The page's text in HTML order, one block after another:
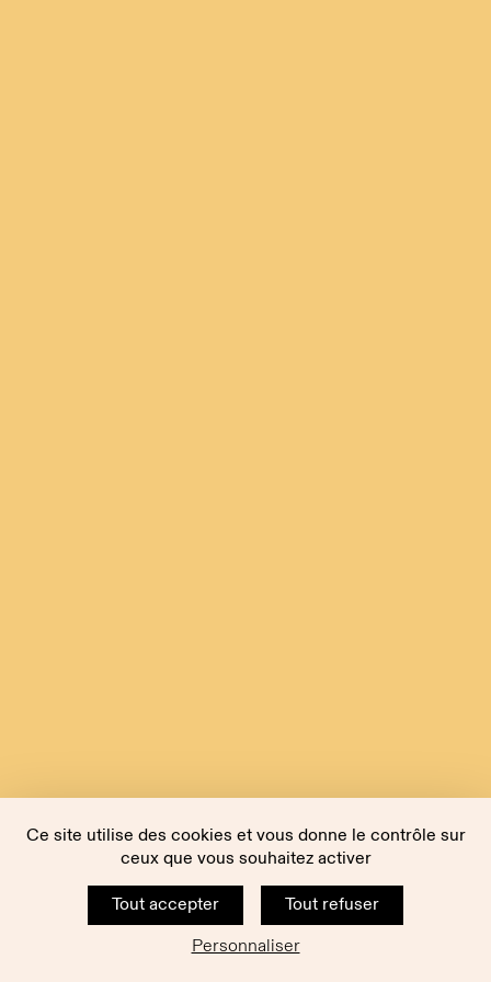
Ce site utilise des cookies et vous donne le contrôle sur
ceux que vous souhaitez activer
Tout accepter
Tout refuser
Personnaliser